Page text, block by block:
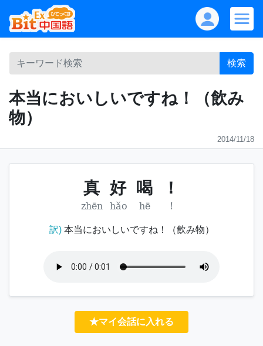
検索
本当においしいですね！（飲み
物）
2014/11/18
真 好 喝 ！
zhēn hǎo hē !
訳)本当においしいですね！（飲み物）
★マイ会話に入れる